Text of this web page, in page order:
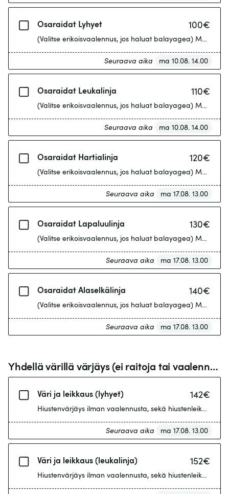
Osaraidat Lyhyet 100€
(Valitse erikoisvaalennus, jos haluat balayagea) Max. 10
Seuraava aika ma 10.08. 14.00
Osaraidat Leukalinja 110€
(Valitse erikoisvaalennus, jos haluat balayagea) Max. 10
Seuraava aika ma 10.08. 14.00
Osaraidat Hartialinja 120€
(Valitse erikoisvaalennus, jos haluat balayagea) Max. 10
Seuraava aika ma 17.08. 13.00
Osaraidat Lapaluulinja 130€
(Valitse erikoisvaalennus, jos haluat balayagea) Max. 10
Seuraava aika ma 17.08. 13.00
Osaraidat Alaselkälinja 140€
(Valitse erikoisvaalennus, jos haluat balayagea) Max. 10
Seuraava aika ma 17.08. 13.00
Yhdellä värillä värjäys (ei raitoja tai vaalennusta)
Väri ja leikkaus (lyhyet) 142€
Hiustenvärjäys ilman vaalennusta, sekä hiustenleikkaus.
Seuraava aika ma 17.08. 13.00
Väri ja leikkaus (leukalinja) 152€
Hiustenvärjäys ilman vaalennusta, sekä hiustenleikkaus.